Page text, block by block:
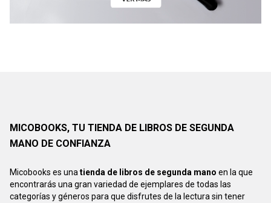
MICOBOOKS, TU TIENDA DE LIBROS DE SEGUNDA
MANO DE CONFIANZA
Micobooks es unatienda de libros de segunda mano en la que
encontrarás una gran variedad de ejemplares de todas las
categorías y géneros para que disfrutes de la lectura sin tener